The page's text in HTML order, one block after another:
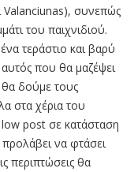
Valanciunas), συνεπώς
του παιχνιδιού.
τεράστιο και βαρύ
που θα μαζέψει
δούμε τους
στα χέρια του
post σε κατάσταση
να φτάσει
περιπτώσεις θα